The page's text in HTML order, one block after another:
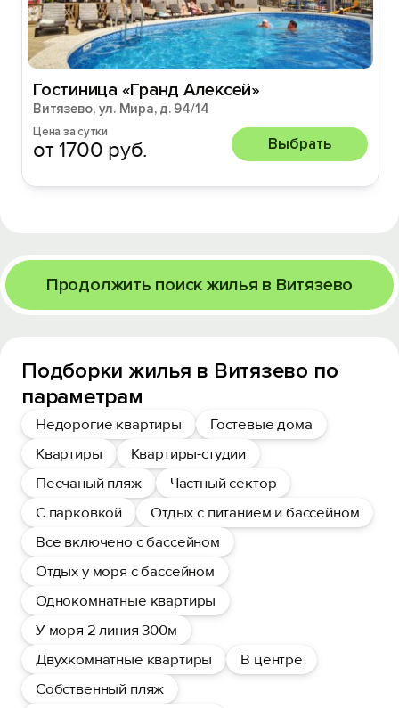
Гостиница «Гранд Алексей»
Витязево, ул. Мира, д. 94/14
Цена за сутки
от 1700 руб. Выбрать
Продолжить поиск жилья в Витязево
Подборки жилья в Витязево по
параметрам
Недорогие квартиры
Гостевые дома
Квартиры
Квартиры-студии
Песчаный пляж
Частный сектор
С парковкой
Отдых с питанием и бассейном
Все включено с бассейном
Отдых у моря с бассейном
Однокомнатные квартиры
У моря 2 линия 300м
Двухкомнатные квартиры
В центре
Собственный пляж